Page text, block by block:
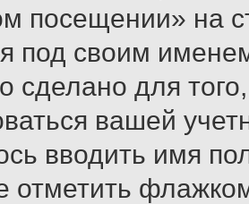
посещении» на
под своим
сделано для
вашей
вводить имя
отметить